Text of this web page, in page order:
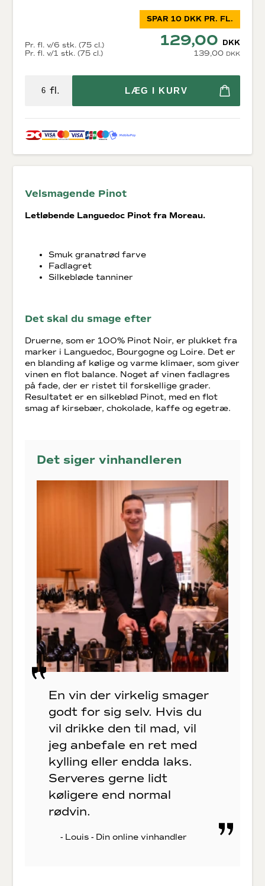
Pr. fl. v/1 stk. (75 cl.) 139,00 DKK
Pr. fl. v/6 stk. (75 cl.) 129,00 DKK
SPAR 10 DKK PR. FL.
fl. LÆG I KURV
Velsmagende Pinot
Letløbende Languedoc Pinot fra Moreau.
Smuk granatrød farve
Fadlagret
Silkebløde tanniner
Det skal du smage efter
Druerne, som er 100% Pinot Noir, er plukket fra
marker i Languedoc, Bourgogne og Loire. Det er
en blanding af kølige og varme klimaer, som giver
vinen en flot balance. Noget af vinen fadlagres
på fade, der er ristet til forskellige grader.
Resultatet er en silkeblød Pinot, med en flot
smag af kirsebær, chokolade, kaffe og egetræ.
Det siger vinhandleren
En vin der virkelig smager
godt for sig selv. Hvis du
vil drikke den til mad, vil
jeg anbefale en ret med
kylling eller endda laks.
Serveres gerne lidt
køligere end normal
rødvin.
- Louis - Din online vinhandler